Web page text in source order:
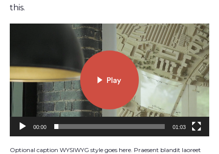
this.
00:00 01:03
Optional caption WYSIWYG style goes here. Praesent blandit laoreet